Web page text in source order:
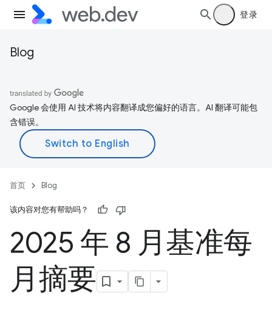
登录
Blog
Google 会使用 AI 技术将内容翻译成您偏好的语言。AI 翻译可能包
含错误。
首页 Blog
该内容对您有帮助吗？
2025 年 8 月基准每
月摘要